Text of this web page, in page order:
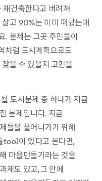
건축한다고 버려져
고 90%는 이미 떠났는데
. 문제는 그곳 주민들이
처럼 도시계획으로도
을 수 있을지 고민을
도시문제 중 하나가 지금
문제입니다. 지금
들을 풀어나가기 위해
tool이 있다고 본다면,
마을만들기라는 것을
제도 있고, 그 안에